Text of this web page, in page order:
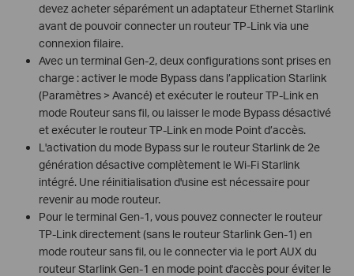
devez acheter séparément un adaptateur Ethernet Starlink
avant de pouvoir connecter un routeur TP-Link via une
connexion filaire.
Avec un terminal Gen-2, deux configurations sont prises en
charge : activer le mode Bypass dans l’application Starlink
(Paramètres > Avancé) et exécuter le routeur TP-Link en
mode Routeur sans fil, ou laisser le mode Bypass désactivé
et exécuter le routeur TP-Link en mode Point d’accès.
L'activation du mode Bypass sur le routeur Starlink de 2e
génération désactive complètement le Wi-Fi Starlink
intégré. Une réinitialisation d'usine est nécessaire pour
revenir au mode routeur.
Pour le terminal Gen-1, vous pouvez connecter le routeur
TP-Link directement (sans le routeur Starlink Gen-1) en
mode routeur sans fil, ou le connecter via le port AUX du
routeur Starlink Gen-1 en mode point d'accès pour éviter le